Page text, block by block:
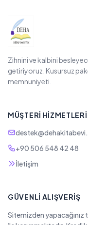
Zihnini ve kalbini
getiriyoruz. Kusursuz
memnuniyeti.
MÜŞTERI HIZMETLERI
+90 506 548 42 48
İletişim
GÜVENLI ALIŞVERIŞ
Sitemizden yapacağınız